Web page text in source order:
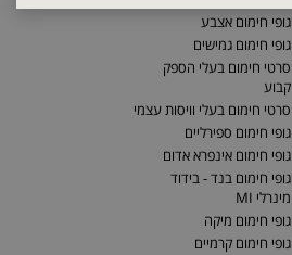
גופי חימום אצבע
גופי חימום גמישים
סרטי חימום בעלי הספק
קבוע
סרטי חימום בעלי וויסות עצמי
גופי חימום ספירליים
גופי חימום אינפרא אדום
גופי חימום בנד - בידוד
מינרלי MI
גופי חימום מיקה
גופי חימום קרמיים